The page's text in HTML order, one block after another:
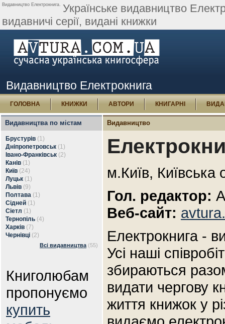
Видавництво Електрокнига. Українське видавництво
видавничі серії, видані книжки
Видавництво Електрокнига
ГОЛОВНА КНИЖКИ АВТОРИ КНИГАРНІ
Видавництва по містам
Брустурів (1)
Дніпропетровськ (1)
Івано-Франківськ (2)
Канів (1)
Київ (24)
Луцьк (1)
Львів (9)
Полтава (1)
Сідней (1)
Сіетл (1)
Тернопіль (4)
Харків (7)
Чернівці (2)
Всі видавництва (55)
Книголюбам
пропонуємо
купить
Видавництво
м.Київ, Київська
Гол. редактор:
Веб-сайт:
Електрокнига -
Усі наші
збираються
видати чергову
життя книжок у